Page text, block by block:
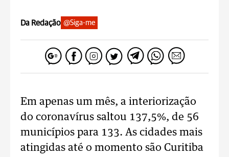
Da Redação @Siga-me
Em apenas um mês, a interiorização
do coronavírus saltou 137,5%, de 56
municípios para 133. As cidades mais
atingidas até o momento são Curitiba